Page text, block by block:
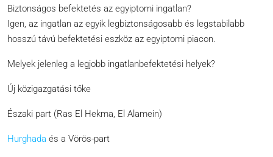
Biztonságos befektetés az egyiptomi ingatlan?
Igen, az ingatlan az egyik legbiztonságosabb és legstabilabb
hosszú távú befektetési eszköz az egyiptomi piacon.
Melyek jelenleg a legjobb ingatlanbefektetési helyek?
Új közigazgatási tőke
Északi part (Ras El Hekma, El Alamein)
Hurghada és a Vörös-part